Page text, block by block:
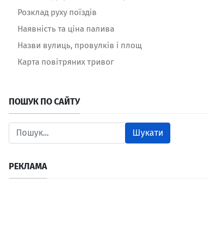
Розклад руху поїздів
Наявність та ціна палива
Назви вулиць, провулків і площ
Карта повітряних тривог
ПОШУК ПО САЙТУ
Шукати
РЕКЛАМА